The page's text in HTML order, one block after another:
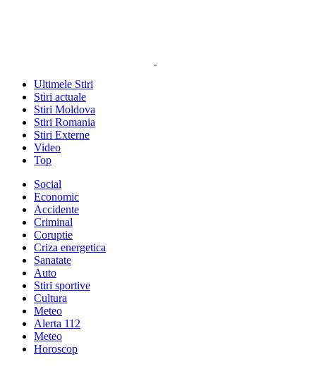
Ultimele Stiri
Stiri actuale
Stiri Moldova
Stiri Romania
Stiri Externe
Video
Top
Social
Economic
Accidente
Criminal
Coruptie
Criza energetica
Sanatate
Auto
Stiri sportive
Cultura
Meteo
Alerta 112
Meteo
Horoscop